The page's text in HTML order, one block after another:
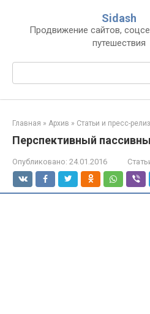
контенту
Sidash
Продвижение сайтов,
путешествия
Главная » Архив » Статьи и пресс-
Перспективный
Опубликовано: 24.01.2016